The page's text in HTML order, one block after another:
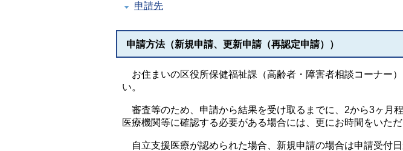
申請先
申請方法（新規申請、更新申請（再認定申請））
お住まいの区役所保健福祉課（高齢者・障害者相談コーナー
い。
審査等のため、申請から結果を受け取るまでに、2から3ヶ月
医療機関等に確認する必要がある場合には、更にお時間をいただ
自立支援医療が認められた場合、新規申請の場合は申請受付